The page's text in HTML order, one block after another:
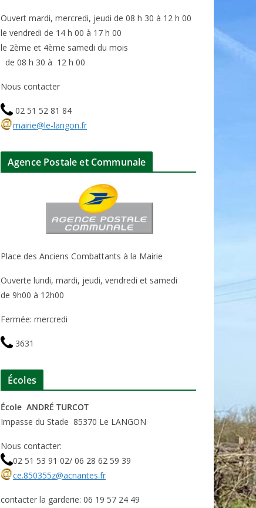
Ouvert mardi, mercredi, jeudi de 08 h 30 à 12 h 00
le vendredi de 14 h 00 à 17 h 00
le 2ème et 4ème samedi du mois
de 08 h 30 à 12 h 00
Nous contacter
02 51 52 81 84
mairie@le-langon.fr
Agence Postale et Communale
Place des Anciens Combattants à la Mairie
Ouverte lundi, mardi, jeudi, vendredi et samedi
de 9h00 à 12h00
Fermée: mercredi
3631
Écoles
École ANDRÉ TURCOT
Impasse du Stade 85370 Le LANGON
Nous contacter:
02 51 53 91 02/ 06 28 62 59 39
ce.850355z@acnantes.fr
contacter la garderie: 06 19 57 24 49